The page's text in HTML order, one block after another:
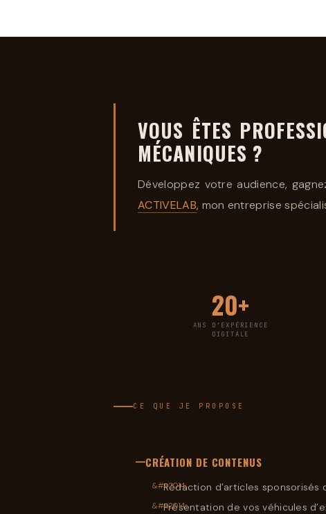
KAMBOUIS
VOUS ÊTES
MÉCANIQUES ?
Développez votre audience,
ACTIVELAB, mon entreprise
20+
ANS D’EXPÉRIENCE
DIGITALE
CE QUE JE PROPOSE
CRÉATION DE CONTENUS
Rédaction d’articles sponsorisés
Présentation de vos véhicules